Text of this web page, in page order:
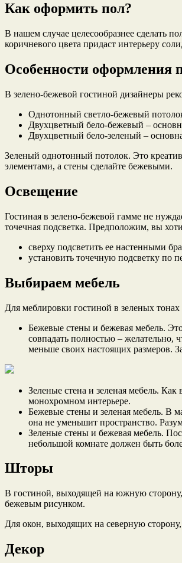
Как оформить пол?
В нашем случае целесообразнее сделать
коричневого цвета придаст интерьеру
Особенности оформления
В зелено-бежевой гостиной дизайнеры
Однотонный светло-бежевый
Двухцветный бело-бежевый –
Двухцветный бело-зеленый –
Зеленый однотонный потолок. Это
элементами, а стены сделайте бежевыми.
Освещение
Гостиная в зелено-бежевой гамме не
точечная подсветка. Предположим, вы
сверху подсветить ее настенными
установить точечную подсветку по
Выбираем мебель
Для меблировки гостиной в зеленых
Бежевые стены и бежевая мебель.
совпадать полностью – желательно,
меньше своих настоящих размеров.
Зеленые стена и зеленая мебель.
монохромном интерьере.
Бежевые стены и зеленая мебель. В
она не уменьшит пространство.
Зеленые стены и бежевая мебель.
небольшой комнате должен быть
Шторы
В гостиной, выходящей на южную сторону,
бежевым рисунком.
Для окон, выходящих на северную
Декор